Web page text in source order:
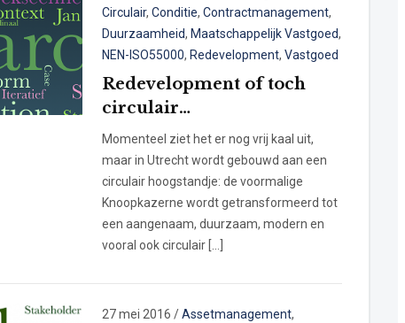
Circulair, Conditie, Contractmanagement,
Duurzaamheid, Maatschappelijk Vastgoed,
NEN-ISO55000, Redevelopment, Vastgoed
Redevelopment of toch
circulair…
Momenteel ziet het er nog vrij kaal uit,
maar in Utrecht wordt gebouwd aan een
circulair hoogstandje: de voormalige
Knoopkazerne wordt getransformeerd tot
een aangenaam, duurzaam, modern en
vooral ook circulair […]
27 mei 2016 /Assetmanagement,